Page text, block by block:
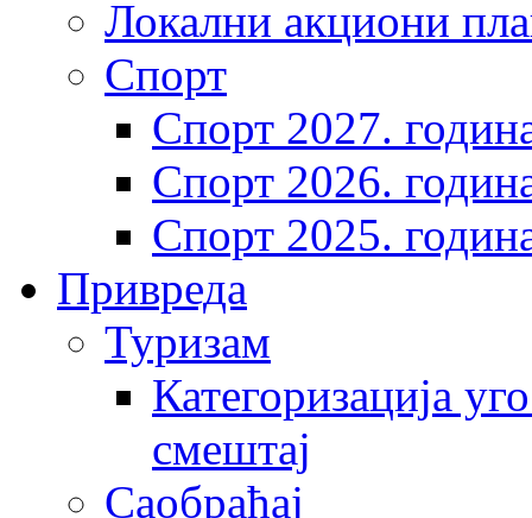
Локални акциони
Спорт
Спорт 2027.
Спорт 2026.
Спорт 2025.
Привреда
Туризам
Категоризација
смештај
Саобраћај